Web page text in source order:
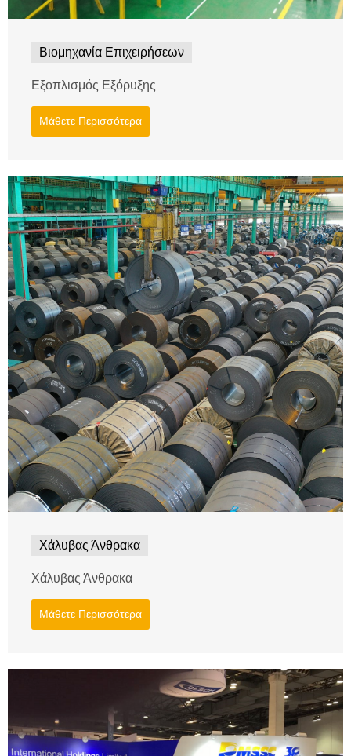
Βιομηχανία Επιχειρήσεων
Εξοπλισμός Εξόρυξης
Μάθετε Περισσότερα
Χάλυβας Άνθρακα
Χάλυβας Άνθρακα
Μάθετε Περισσότερα